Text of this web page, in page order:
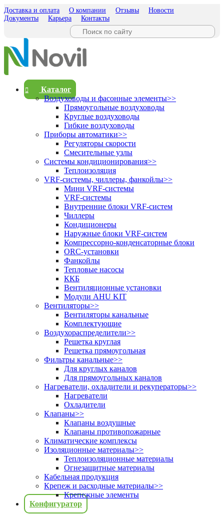
Доставка и оплата О компании Отзывы
Новости
Документы
Карьера Контакты
Каталог
Воздуховоды и фасонные элементы>>
Прямоугольные воздуховоды
Круглые воздуховоды
Гибкие воздуховоды
Приборы автоматики>>
Регуляторы скорости
Смесительные узлы
Системы кондиционирования>>
Теплоизоляция
VRF-системы, чиллеры, фанкойлы>>
Мини VRF-системы
VRF-системы
Внутренние блоки VRF-систем
Чиллеры
Кондиционеры
Наружные блоки VRF-систем
Компрессорно-конденсаторные блоки
ORC-установки
Фанкойлы
Тепловые насосы
ККБ
Вентиляционные установки
Модули AHU KIT
Вентиляторы>>
Вентиляторы канальные
Комплектующие
Воздухораспределители>>
Решетка круглая
Решетка прямоугольная
Фильтры канальные>>
Для круглых каналов
Для прямоугольных каналов
Нагреватели, охладители и рекуператоры>>
Нагреватели
Охладители
Клапаны>>
Клапаны воздушные
Клапаны противопожарные
Климатические комплексы
Изоляционные материалы>>
Теплоизоляционные материалы
Огнезащитные материалы
Кабельная продукция
Крепеж и расходные материалы>>
Крепежные элементы
Конфигуратор